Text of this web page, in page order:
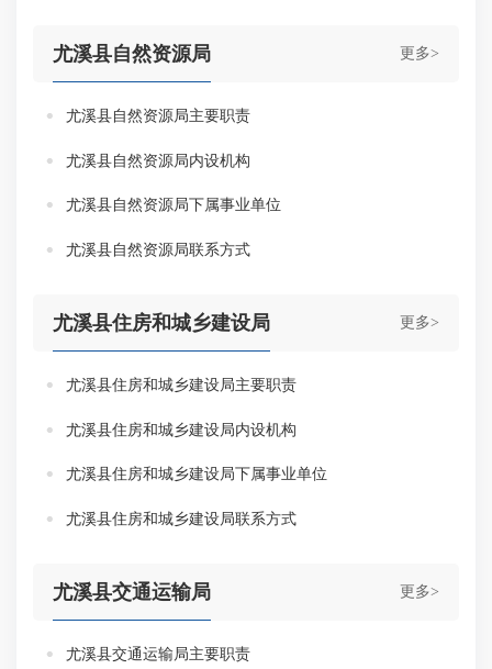
更多>
尤溪县自然资源局
尤溪县自然资源局主要职责
尤溪县自然资源局内设机构
尤溪县自然资源局下属事业单位
尤溪县自然资源局联系方式
更多>
尤溪县住房和城乡建设局
尤溪县住房和城乡建设局主要职责
尤溪县住房和城乡建设局内设机构
尤溪县住房和城乡建设局下属事业单位
尤溪县住房和城乡建设局联系方式
更多>
尤溪县交通运输局
尤溪县交通运输局主要职责